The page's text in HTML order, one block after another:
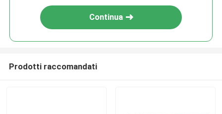
Continua
Prodotti raccomandati